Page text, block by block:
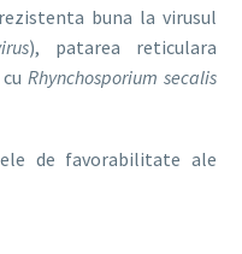
buna la virusul
), patarea reticulara
Rhynchosporium secalis
de favorabilitate ale